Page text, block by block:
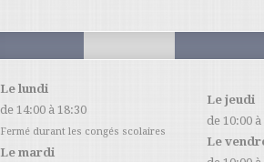
Le lundi
de 14:00 à 18:30
Fermé durant les congés scolaires
Le mardi
Le jeudi
de 10:00
Le